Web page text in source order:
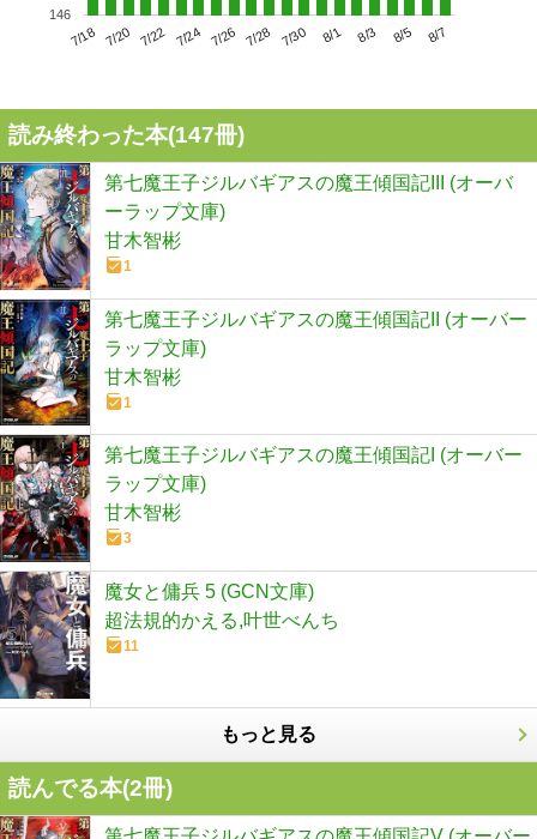
7/18 7/20 7/22 7/24 7/26 7/28 7/30 8/1 8/3 8/5 8/7
146
読み終わった本(147冊)
第七魔王子ジルバギアスの魔王傾国記III (オーバ
ーラップ文庫)
甘木智彬
1
第七魔王子ジルバギアスの魔王傾国記II (オーバー
ラップ文庫)
甘木智彬
1
第七魔王子ジルバギアスの魔王傾国記I (オーバー
ラップ文庫)
甘木智彬
3
魔女と傭兵 5 (GCN文庫)
超法規的かえる,叶世べんち
11
もっと見る
読んでる本(2冊)